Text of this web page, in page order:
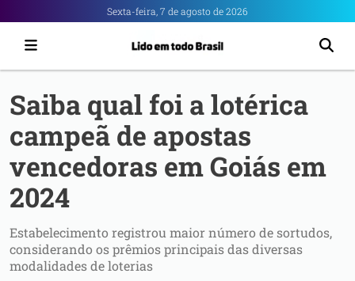
-
Notícias
de
Anápolis
Sexta-feira, 7 de agosto de 2026
Saiba qual foi a lotérica
campeã de apostas
vencedoras em Goiás em
2024
Estabelecimento registrou maior número de sortudos,
considerando os prêmios principais das diversas
modalidades de loterias